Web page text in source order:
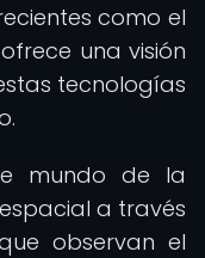
como el
una visión
tecnologías
mundo de la
a través
observan el